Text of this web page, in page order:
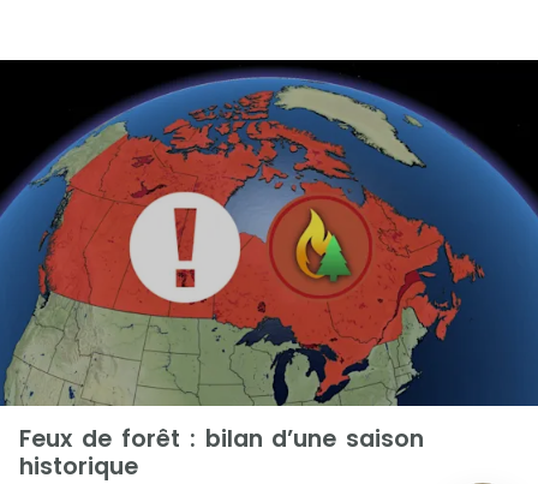
Feux de forêt : bilan d’une saison
historique